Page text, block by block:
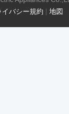
イバシー規約 | 地図